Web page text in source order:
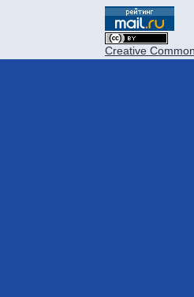
Creative